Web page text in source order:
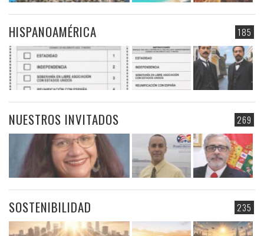
185
HISPANOAMÉRICA
269
NUESTROS INVITADOS
235
SOSTENIBILIDAD